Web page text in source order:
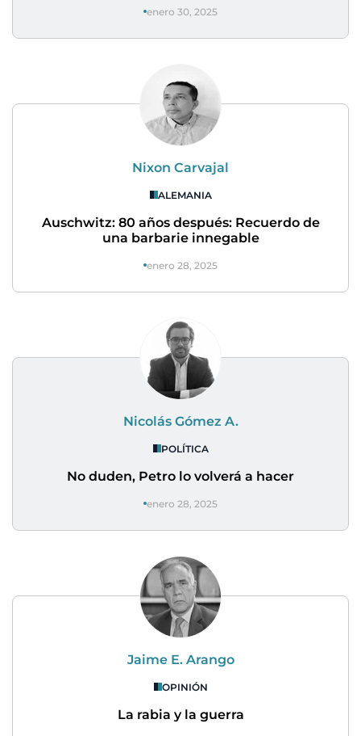
enero 30, 2025
Nixon Carvajal
ALEMANIA
Auschwitz: 80 años después: Recuerdo de
una barbarie innegable
enero 28, 2025
Nicolás Gómez A.
POLÍTICA
No duden, Petro lo volverá a hacer
enero 28, 2025
Jaime E. Arango
OPINIÓN
La rabia y la guerra